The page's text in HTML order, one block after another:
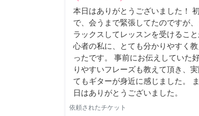
本日はありがとうございました！
で、会うまで緊張してたのですが
ラックスしてレッスンを受けるこ
心者の私に、とても分かりやすく
ったです。 事前にお伝えしていた
りやすいフレーズも教えて頂き、
てもギターが身近に感じました。
日はありがとうございました。
依頼されたチケット